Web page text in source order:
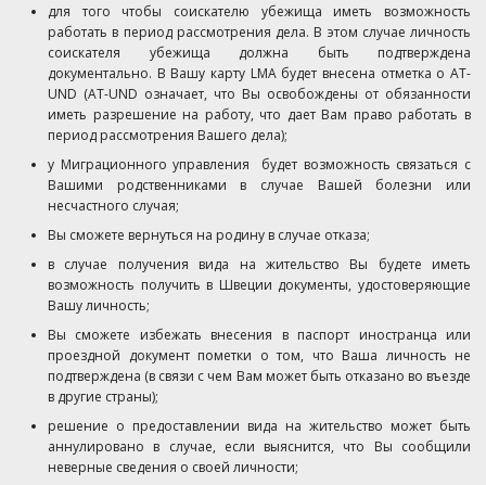
для того чтобы соискателю убежища иметь возможность
работать в период рассмотрения дела. В этом случае личность
соискателя убежища должна быть подтверждена
документально. В Вашу карту LMA будет внесена отметка о AT-
UND (AT-UND означает, что Вы освобождены от обязанности
иметь разрешение на работу, что дает Вам право работать в
период рассмотрения Вашего дела);
у Миграционного управления будет возможность связаться с
Вашими родственниками в случае Вашей болезни или
несчастного случая;
Вы сможете вернуться на родину в случае отказа;
в случае получения вида на жительство Вы будете иметь
возможность получить в Швеции документы, удостоверяющие
Вашу личность;
Вы сможете избежать внесения в паспорт иностранца или
проездной документ пометки о том, что Ваша личность не
подтверждена (в связи с чем Вам может быть отказано во въезде
в другие страны);
решение о предоставлении вида на жительство может быть
аннулировано в случае, если выяснится, что Вы сообщили
неверные сведения о своей личности;